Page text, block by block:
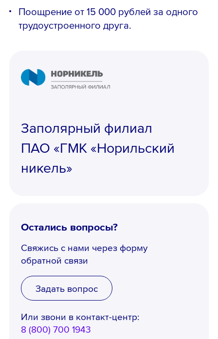
Поощрение от 15 000 рублей за одного
трудоустроенного друга.
Заполярный филиал
ПАО «ГМК «Норильский
никель»
Остались вопросы?
Свяжись с нами через форму
обратной связи
Задать вопрос
Или звони в контакт-центр:
8 (800) 700 1943
Вопрос *